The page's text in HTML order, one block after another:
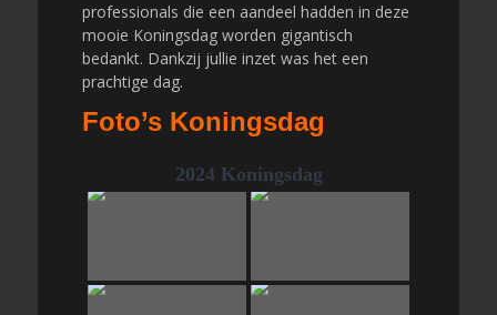
professionals die een aandeel hadden in deze
mooie Koningsdag worden gigantisch
bedankt. Dankzij jullie inzet was het een
prachtige dag.
Foto’s Koningsdag
2024 Koningsdag